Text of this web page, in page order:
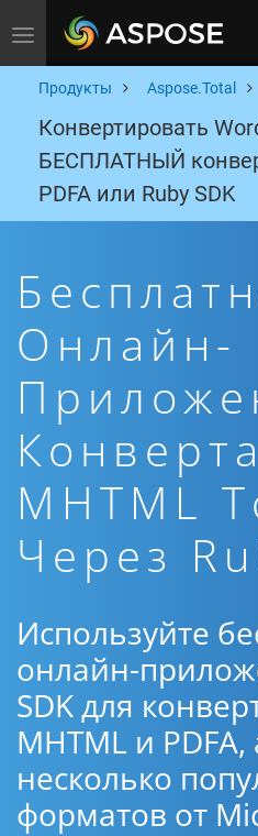
Toggle navigation
Продукты Aspose.Total
Конвертировать
БЕСПЛАТНЫЙ
PDFA или Ruby SDK
Онлайн-
MHTML
Через
Используйте
онлайн-
SDK для
MHTML и
несколько
форматов от